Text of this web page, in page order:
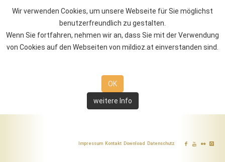
Wir verwenden Cookies, um unsere Webseite für Sie möglichst
benutzerfreundlich zu gestalten.
Wenn Sie fortfahren, nehmen wir an, dass Sie mit der Verwendung
von Cookies auf den Webseiten von mildioz.at einverstanden sind.
OK
weitere Info
Impressum Kontakt Download Datenschutz